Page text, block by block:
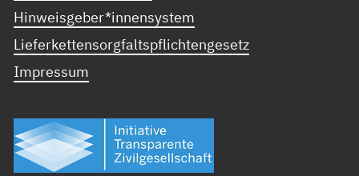
Hinweisgeber*innensystem
Lieferkettensorgfaltspflichtengesetz
Impressum